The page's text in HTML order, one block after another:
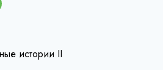
истории II